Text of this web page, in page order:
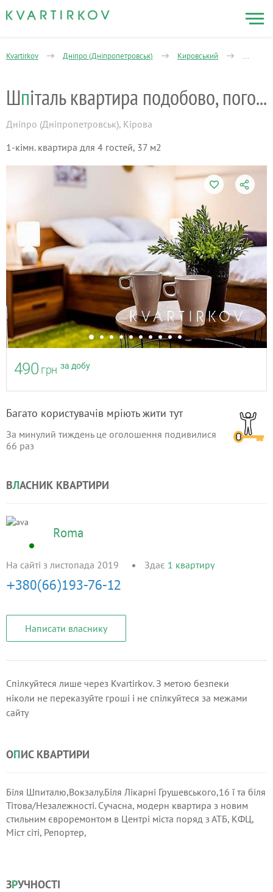
Kvartirkov Дніпро (Дніпропетровськ) Кировський
Шп італь квартира подобово, погодинно
Дніпро (Дніпропетровськ), Кірова
1-кімн. квартира для 4 гостей, 37 м2
490 грн за добу
Багато користувачів мріють жити тут
За минулий тиждень це оголошення подивилися
66 раз
ВЛАСНИК КВАРТИРИ
Roma
На сайті з листопада 2019 Здає 1 квартиру
Написати власнику
Спілкуйтеся лише через Kvartirkov. З метою безпеки
ніколи не переказуйте гроші і не спілкуйтеся за межами
сайту
ОПИС КВАРТИРИ
Біля Шпиталю,Вокзалу.Біля Лікарні Грушевського,16 ї та біля
Тітова/Незалежності. Сучасна, модерн квартира з новим
стильним євроремонтом в Центрі міста поряд з АТБ, КФЦ,
Міст сіті, Репортер,
ЗРУЧНОСТІ